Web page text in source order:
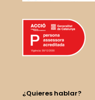
¿Quieres hablar?